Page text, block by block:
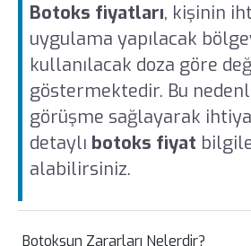
Botoks fiyatları, kişinin
uygulama yapılacak
kullanılacak doza göre
göstermektedir. Bu
görüşme sağlayarak
detaylı botoks fiyat
alabilirsiniz.
Botoksun Zararları Nelerdir?